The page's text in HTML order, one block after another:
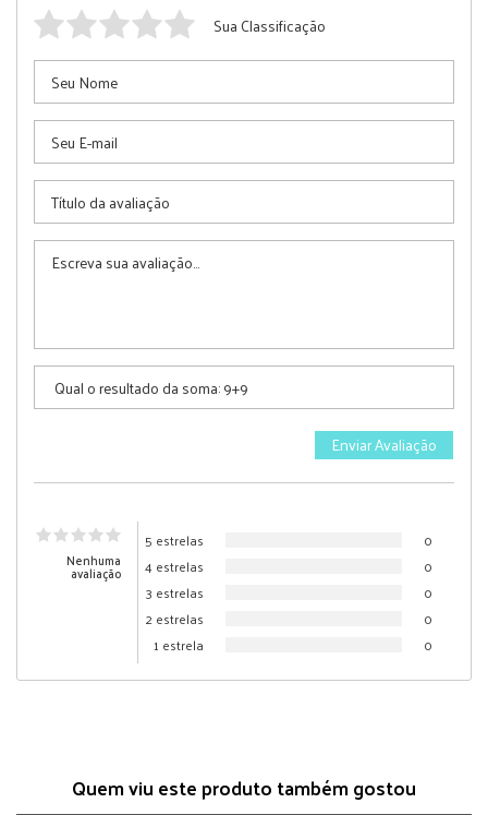
Sua Classificação
Nenhuma
avaliação
5 estrelas
0
4 estrelas
0
3 estrelas
0
2 estrelas
0
1 estrela
0
Quem viu este produto também gostou